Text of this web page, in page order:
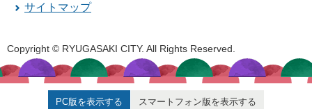
サイトマップ
Copyright © RYUGASAKI CITY. All Rights Reserved.
PC版を表示する スマートフォン版を表示する